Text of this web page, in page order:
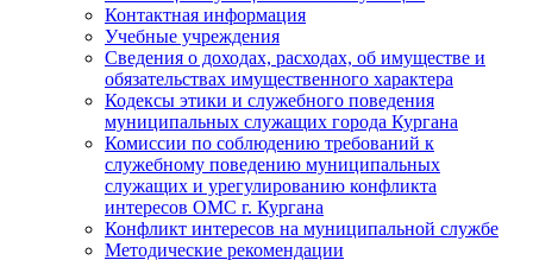
Контактная информация
Учебные учреждения
Сведения о доходах, расходах, об имуществе и
обязательствах имущественного характера
Кодексы этики и служебного поведения
муниципальных служащих города Кургана
Комиссии по соблюдению требований к
служебному поведению муниципальных
служащих и урегулированию конфликта
интересов ОМС г. Кургана
Конфликт интересов на муниципальной службе
Методические рекомендации